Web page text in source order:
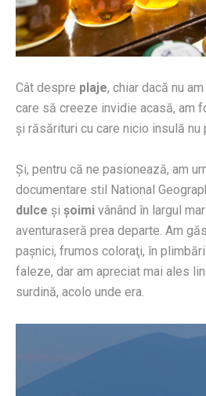
Cât despre plaje, chiar dacă nu
care să creeze invidie acasă, am
şi răsărituri cu care nicio insulă nu
Şi, pentru că ne pasionează, am
documentare stil National
dulce şi şoimi vânând în largul
aventuraseră prea departe. Am
paşnici, frumos coloraţi, în
faleze, dar am apreciat mai ales
surdină, acolo unde era.